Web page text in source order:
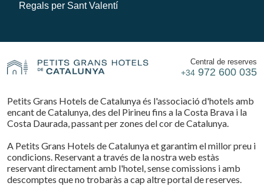
Regals per Sant Valentí
Central de reserves
+34 972 600 035
Petits Grans Hotels de Catalunya és l'associació d'hotels amb
encant de Catalunya, des del Pirineu fins a la Costa Brava i la
Costa Daurada, passant per zones del cor de Catalunya.
A Petits Grans Hotels de Catalunya et garantim el millor preu i
condicions. Reservant a través de la nostra web estàs
reservant directament amb l'hotel, sense comissions i amb
descomptes que no trobaràs a cap altre portal de reserves.